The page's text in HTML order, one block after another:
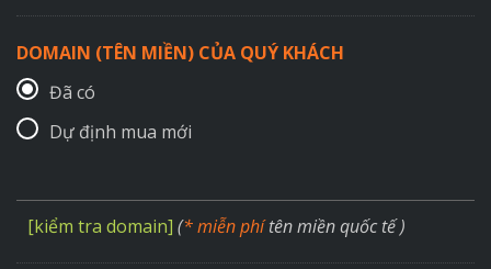
DOMAIN (TÊN MIỀN) CỦA QUÝ KHÁCH
Đã có
Dự định mua mới
[kiểm tra domain] (* miễn phítên miền quốc tế )